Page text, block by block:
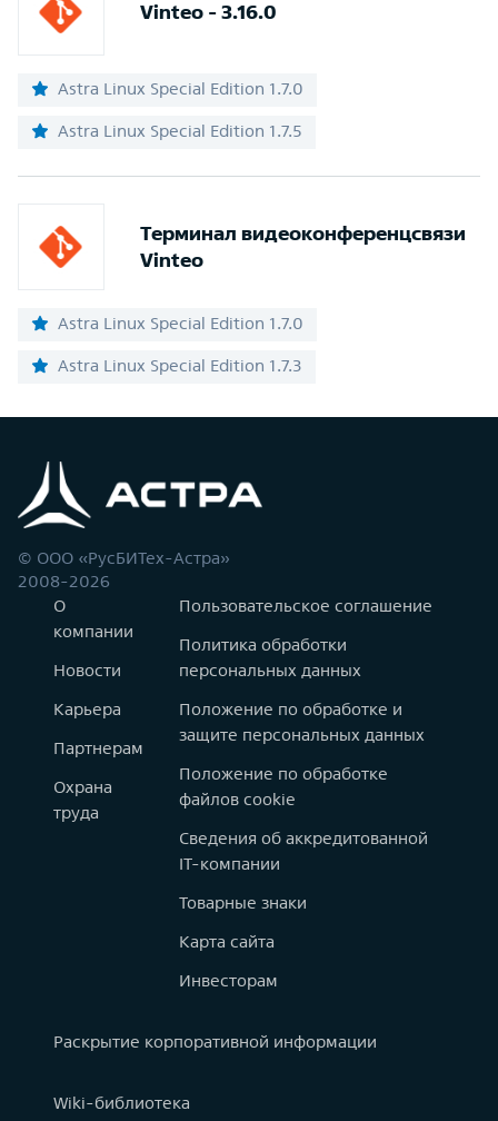
Vinteo - 3.16.0
Astra Linux Special Edition 1.7.0
Astra Linux Special Edition 1.7.5
Терминал видеоконференцсвязи
Vinteo
Astra Linux Special Edition 1.7.0
Astra Linux Special Edition 1.7.3
© ООО «РусБИТех-Астра»
2008-2026
О
компании
Новости
Карьера
Партнерам
Охрана
труда
Пользовательское соглашение
Политика обработки
персональных данных
Положение по обработке и
защите персональных данных
Положение по обработке
файлов cookie
Сведения об аккредитованной
IT-компании
Товарные знаки
Карта сайта
Инвесторам
Раскрытие корпоративной информации
Wiki-библиотека